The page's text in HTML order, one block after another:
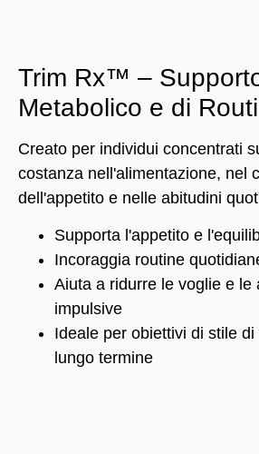
Trim Rx™ –
Metabolico e di
Creato per individui concentrati
costanza nell'alimentazione, nel
dell'appetito e nelle abitudini
Supporta l'appetito e
Incoraggia routine
Aiuta a ridurre le voglie e le
impulsive
Ideale per obiettivi di stile
lungo termine